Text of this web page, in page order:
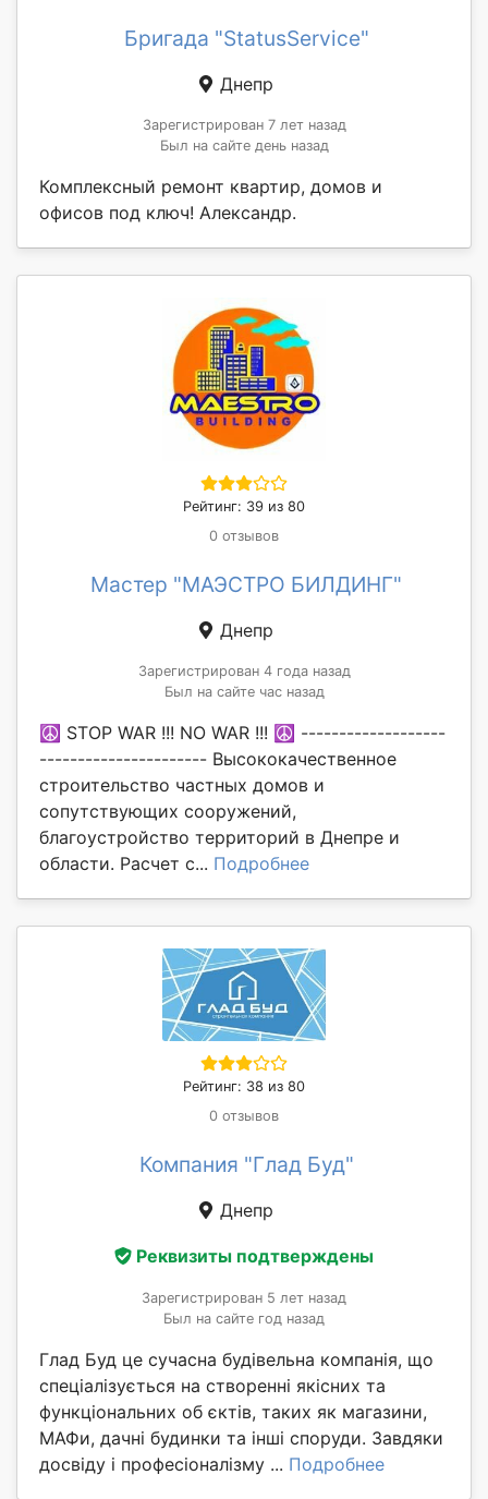
Бригада "StatusService"
Днепр
Зарегистрирован 7 лет назад
Был на сайте день назад
Комплексный ремонт квартир, домов и
офисов под ключ! Александр.
Рейтинг: 39 из 80
0 отзывов
Мастер "МАЭСТРО БИЛДИНГ"
Днепр
Зарегистрирован 4 года назад
Был на сайте час назад
☮ STOP WAR !!! NO WAR !!! ☮ -------------------
---------------------- Высококачественное
строительство частных домов и
сопутствующих сооружений,
благоустройство территорий в Днепре и
области. Расчет с... Подробнее
Рейтинг: 38 из 80
0 отзывов
Компания "Глад Буд"
Днепр
Реквизиты подтверждены
Зарегистрирован 5 лет назад
Был на сайте год назад
Глад Буд це сучасна будівельна компанія, що
спеціалізується на створенні якісних та
функціональних об єктів, таких як магазини,
МАФи, дачні будинки та інші споруди. Завдяки
досвіду і професіоналізму ... Подробнее